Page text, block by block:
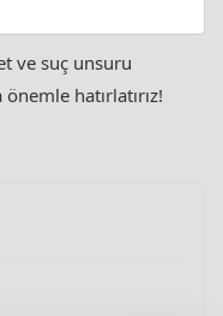
ve suç unsuru
hatırlatırız!